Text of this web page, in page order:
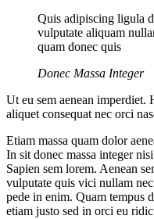
Quis adipiscing ligula
vulputate aliquam
quam donec quis
Donec Massa Integer
Ut eu sem aenean imperdiet.
aliquet consequat nec orci
Etiam massa quam dolor
In sit donec massa integer
Sapien sem lorem. Aenean
vulputate quis vici nullam
pede in enim. Quam tempus
etiam justo sed in orci eu